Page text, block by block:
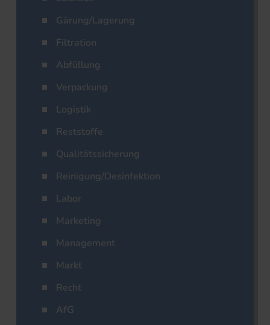
Gärung/Lagerung
Filtration
Abfüllung
Verpackung
Logistik
Reststoffe
Qualitätssicherung
Reinigung/Desinfektion
Labor
Marketing
Management
Markt
Recht
AfG